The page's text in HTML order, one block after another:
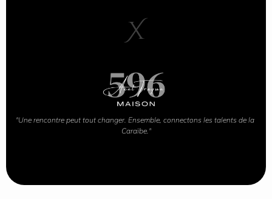
X
"Une rencontre peut tout changer. Ensemble, connectons les talents de la
Caraïbe."